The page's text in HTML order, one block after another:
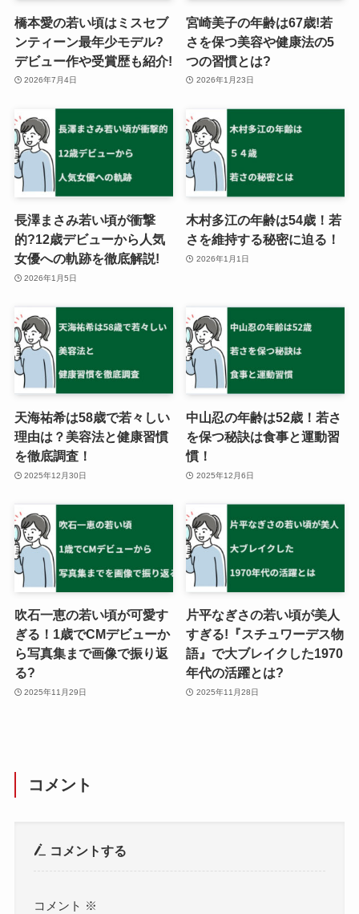
橋本愛の若い頃はミスセブ
ンティーン最年少モデル?
デビュー作や受賞歴も紹介!
2026年7月4日
宮崎美子の年齢は67歳!若
さを保つ美容や健康法の5
つの習慣とは?
2026年1月23日
長澤まさみ若い頃が衝撃
的?12歳デビューから人気
女優への軌跡を徹底解説!
2026年1月5日
木村多江の年齢は54歳！若
さを維持する秘密に迫る！
2026年1月1日
天海祐希は58歳で若々しい
理由は？美容法と健康習慣
を徹底調査！
2025年12月30日
中山忍の年齢は52歳！若さ
を保つ秘訣は食事と運動習
慣！
2025年12月6日
吹石一恵の若い頃が可愛す
ぎる！1歳でCMデビューか
ら写真集まで画像で振り返
る?
2025年11月29日
片平なぎさの若い頃が美人
すぎる!『スチュワーデス物
語』で大ブレイクした1970
年代の活躍とは?
2025年11月28日
コメント
コメントする
コメント ※